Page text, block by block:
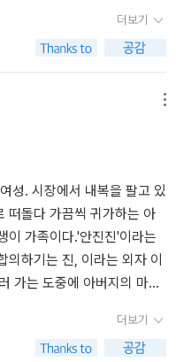
던 안진진이기 때문이다.(사
은 없으리라 판단해 버린
지 않아!!)마음자리 어딘가
찬바람이 쉭쉭 드나들고
디에서 오는 거라고 생각했
그 사랑으로 감격하고, 안
다.김장우로부터 사랑한다
던 그를 향한 사랑을 받아들
. 이 모순됨이 혹시 한 번도
은 아니었을까? 넉넉지 않
구성원인 양 투박한 방식
아 내린 끈끈함 같은 거 말
하는 듯한 갑갑함이 느껴졌
같은 삶을 그대로 물려받게
마구 돌아오고 싶어지거든.
은 작은 상처는 오래 간직하
꼭 받아야 할 빚이라고 생각
고 생각하기 때문이다. 대
렇게 한다.- P127쓰러지
에게 닥친 불행을 극대화시
우는 일보다 거대한 불
쉽다는 것을 어머니는 이
풀이 나타나는 불행들은 모
.- P152진모 때문에 나
문에내 앞에서 눈물을 비쳤
것은 그때가 처음이었다. 상
겪고 있는 아픔은 그것인
어쩌면 내 것이 당신 것보
을, 소설가로서의 철학을 당
소설에 대한 타인의 리뷰
지만 이미 늦어버렸죠. 잊
끝까지 읽어 나갔습니다. 그
뷰 쓴 분한테는 좀 화가 나
동을 느꼈을 테지만 그럼
정적 충격은 대단했어요. ‘역
신합니다. 대부분의 소설은
장합니다.
더보기
성. 시장에서 내복을 팔고 있
떠돌다 가끔씩 귀가하는 아
이 가족이다.'안진진'이라는
의하기는 진, 이라는 외자 이
가는 도중에 아버지의 마음
거우니 두 번으로 합시다,
에 '안'이 붙는다는 사실까
더보기